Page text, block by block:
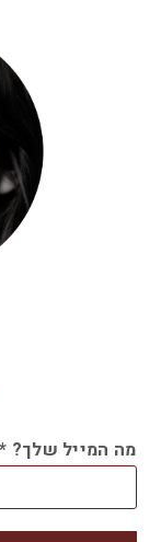
מה המייל שלך? *